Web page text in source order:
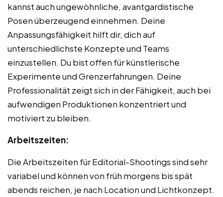
kannst auch ungewöhnliche, avantgardistische
Posen überzeugend einnehmen. Deine
Anpassungsfähigkeit hilft dir, dich auf
unterschiedlichste Konzepte und Teams
einzustellen. Du bist offen für künstlerische
Experimente und Grenzerfahrungen. Deine
Professionalität zeigt sich in der Fähigkeit, auch bei
aufwendigen Produktionen konzentriert und
motiviert zu bleiben.
Arbeitszeiten:
Die Arbeitszeiten für Editorial-Shootings sind sehr
variabel und können von früh morgens bis spät
abends reichen, je nach Location und Lichtkonzept.